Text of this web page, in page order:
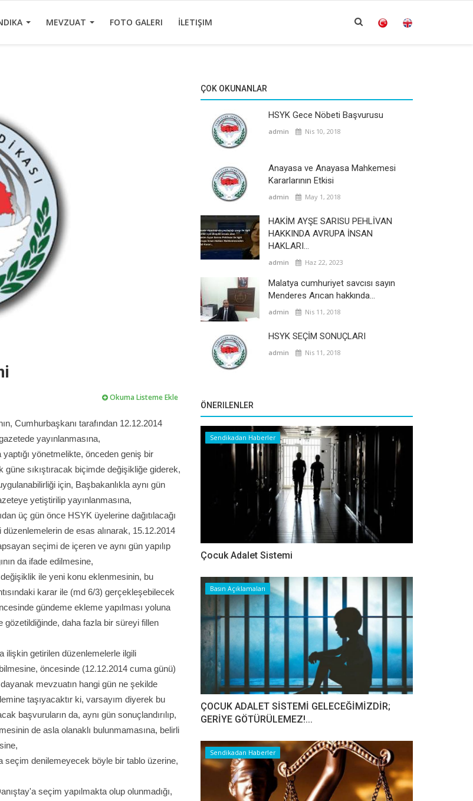
MEVZUAT FOTO GALERI İLETIŞIM
Okuma Listeme Ekle
Cumhurbaşkanı tarafından 12.12.2014
yayınlanmasına,
yönetmelikte, önceden geniş bir
sıkıştıracak biçimde değişikliğe giderek,
için, Başbakanlıkla aynı gün
yetiştirilip yayınlanmasına,
üç gün önce HSYK üyelerine dağıtılacağı
düzenlemelerin de esas alınarak, 15.12.2014
seçimi de içeren ve aynı gün yapılıp
da ifade edilmesine,
ile yeni konu eklenmesinin, bu
karar ile (md 6/3) gerçekleşebilecek
gündeme ekleme yapılması yoluna
daha fazla bir süreyi fillen
ilişkin getirilen düzenlemelerle ilgili
öncesinde (12.12.2014 cuma günü)
mevzuatın hangi gün ne şekilde
taşıyacaktır ki, varsayım diyerek bu
başvuruların da, aynı gün sonuçlandırılıp,
de asla olanaklı bulunmamasına, belirli
seçim denilemeyecek böyle bir tablo üzerine,
seçim yapılmakta olup olunmadığı,
ÇOK OKUNANLAR
HSYK Gece Nöbeti Başvurusu
admin Nis 10, 2018
Anayasa ve Anayasa Mahkemesi
Kararlarının Etkisi
admin May 1, 2018
HAKİM AYŞE SARISU PEHLİVAN
HAKKINDA AVRUPA İNSAN
HAKLARI...
admin Haz 22, 2023
Malatya cumhuriyet savcısı sayın
Menderes Arıcan hakkında...
admin Nis 11, 2018
HSYK SEÇİM SONUÇLARI
admin Nis 11, 2018
ÖNERILENLER
Sendikadan Haberler
Çocuk Adalet Sistemi
Basın Açıklamaları
ÇOCUK ADALET SİSTEMİ GELECEĞİMİZDİR;
GERİYE GÖTÜRÜLEMEZ!...
Sendikadan Haberler